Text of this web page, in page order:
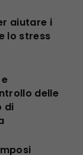
aiutare i
lo stress
delle
di